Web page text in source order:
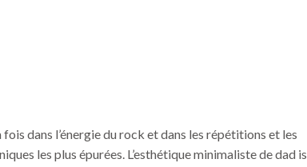
dans l’énergie du rock et dans les répétitions et les
les plus épurées. L’esthétique minimaliste de dad is